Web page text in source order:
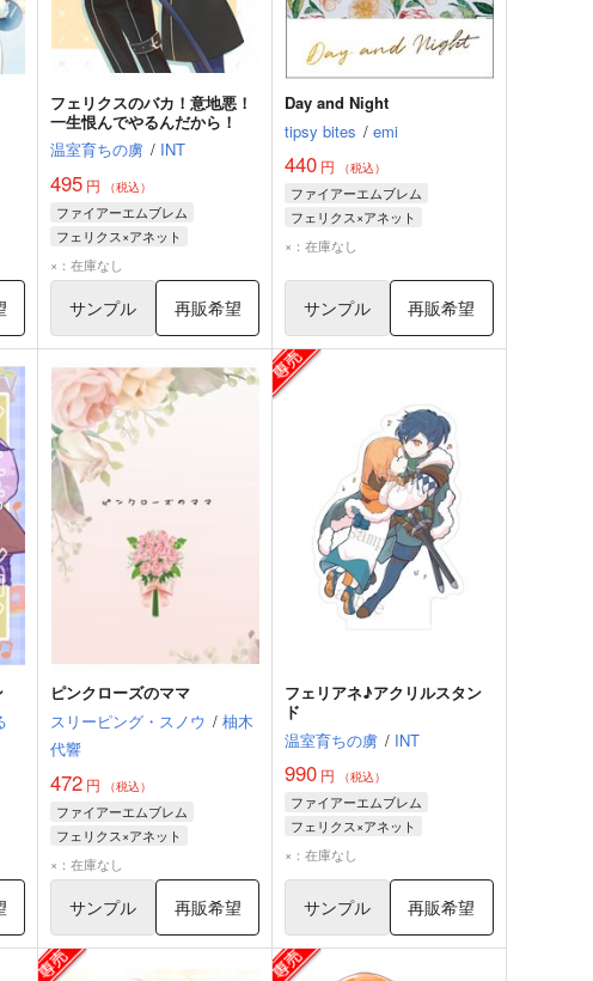
フェリクスのバカ！意地悪！
一生恨んでやるんだから！
温室育ちの虜 / INT
495 円 （税込）
ファイアーエムブレム
フェリクス×アネット
アネット
×：在庫なし
サンプル 再販希望
Day and Night
tipsy bites / emi
440 円 （税込）
ファイアーエムブレム
フェリクス×アネット
フェリクス
×：在庫なし
サンプル 再販希望
ピンクローズのママ
スリーピング・スノウ / 柚木
代響
472 円 （税込）
ファイアーエムブレム
フェリクス×アネット
フェリクス
×：在庫なし
サンプル 再販希望
フェリアネ♪アクリルスタン
ド
温室育ちの虜 / INT
990 円 （税込）
ファイアーエムブレム
フェリクス×アネット
フェリクス
×：在庫なし
サンプル 再販希望